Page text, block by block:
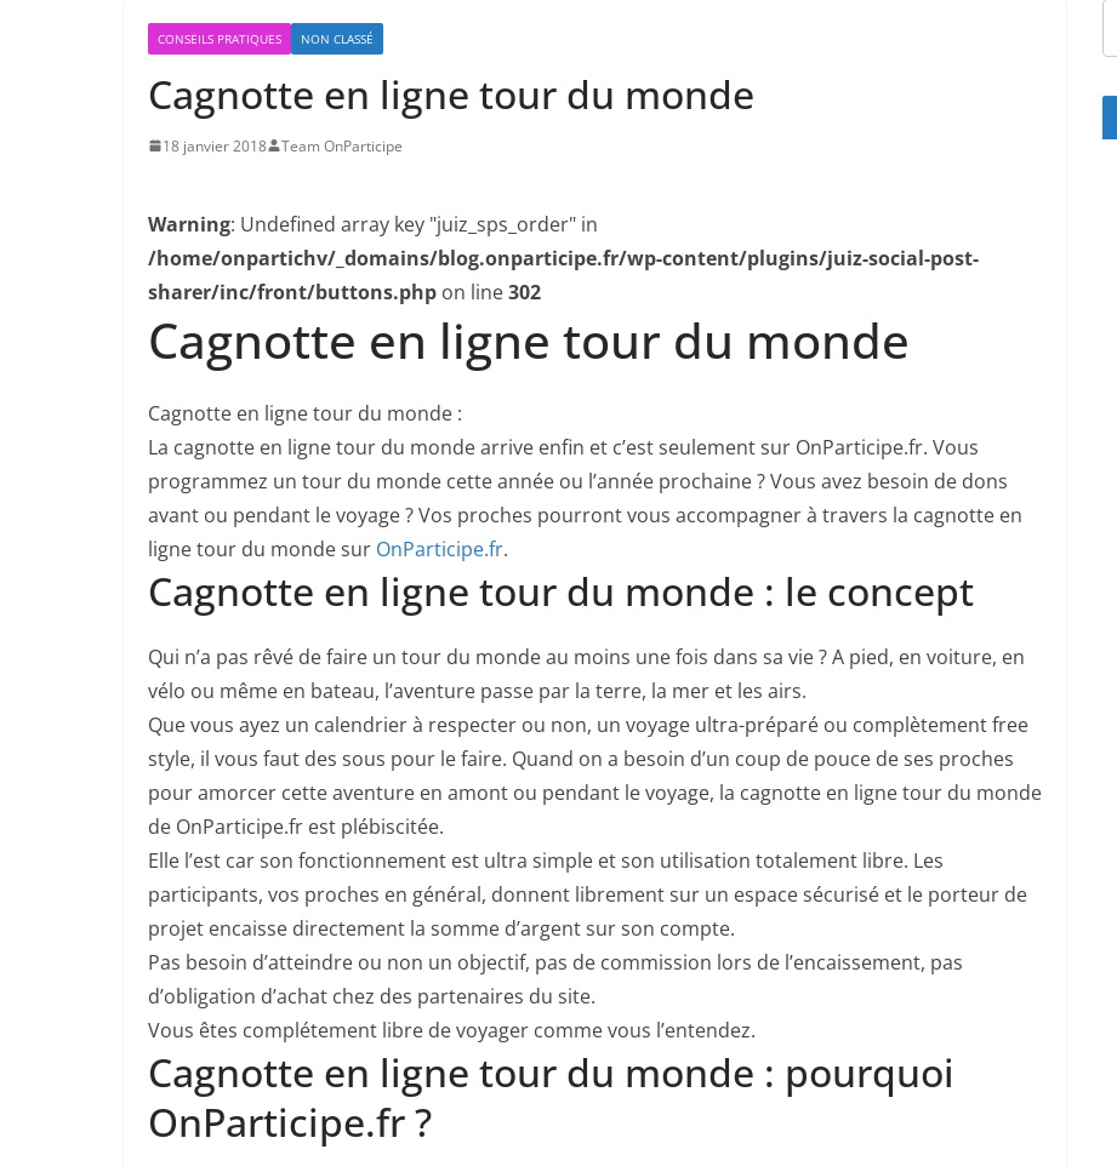
CONSEILS PRATIQUES NON CLASSÉ
Cagnotte en ligne tour du monde
18 janvier 2018 Team OnParticipe
Warning: Undefined array key "juiz_sps_order" in
/home/onpartichv/_domains/blog.onparticipe.fr/wp-content/plugins/juiz-social-post-
sharer/inc/front/buttons.php on line302
Cagnotte en ligne tour du monde
Cagnotte en ligne tour du monde :
La cagnotte en ligne tour du monde arrive enfin et c’est seulement sur OnParticipe.fr. Vous
programmez un tour du monde cette année ou l’année prochaine ? Vous avez besoin de dons
avant ou pendant le voyage ? Vos proches pourront vous accompagner à travers la cagnotte en
ligne tour du monde sur OnParticipe.fr.
Cagnotte en ligne tour du monde : le concept
Qui n’a pas rêvé de faire un tour du monde au moins une fois dans sa vie ? A pied, en voiture, en
vélo ou même en bateau, l’aventure passe par la terre, la mer et les airs.
Que vous ayez un calendrier à respecter ou non, un voyage ultra-préparé ou complètement free
style, il vous faut des sous pour le faire. Quand on a besoin d’un coup de pouce de ses proches
pour amorcer cette aventure en amont ou pendant le voyage, la cagnotte en ligne tour du monde
de OnParticipe.fr est plébiscitée.
Elle l’est car son fonctionnement est ultra simple et son utilisation totalement libre. Les
participants, vos proches en général, donnent librement sur un espace sécurisé et le porteur de
projet encaisse directement la somme d’argent sur son compte.
Pas besoin d’atteindre ou non un objectif, pas de commission lors de l’encaissement, pas
d’obligation d’achat chez des partenaires du site.
Vous êtes complétement libre de voyager comme vous l’entendez.
Cagnotte en ligne tour du monde : pourquoi
OnParticipe.fr ?